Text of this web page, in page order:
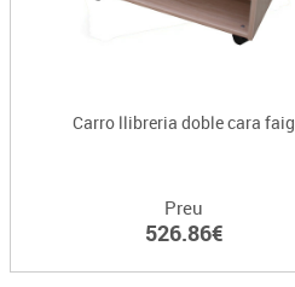
Carro llibreria doble cara faig
Preu
526.86€